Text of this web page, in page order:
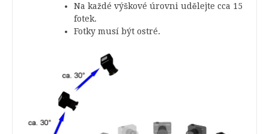
Na každé výškové úrovni udělejte cca 15
fotek.
Fotky musí být ostré.